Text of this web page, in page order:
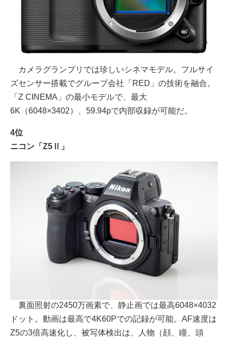
カメラグランプリでは珍しいシネマモデル。フルサイ
ズセンサー搭載でグループ会社「RED」の技術を融合。
「Z CINEMA」の最小モデルで、最大
6K（6048×3402）、59.94pで内部収録が可能だ。
4位
ニコン「Z5Ⅱ」
裏面照射の2450万画素で、静止画では最高6048×4032
ドット。動画は最高で4K60Pでの記録が可能。AF速度は
Z5の3倍高速化し、被写体検出は、人物（顔、瞳、頭